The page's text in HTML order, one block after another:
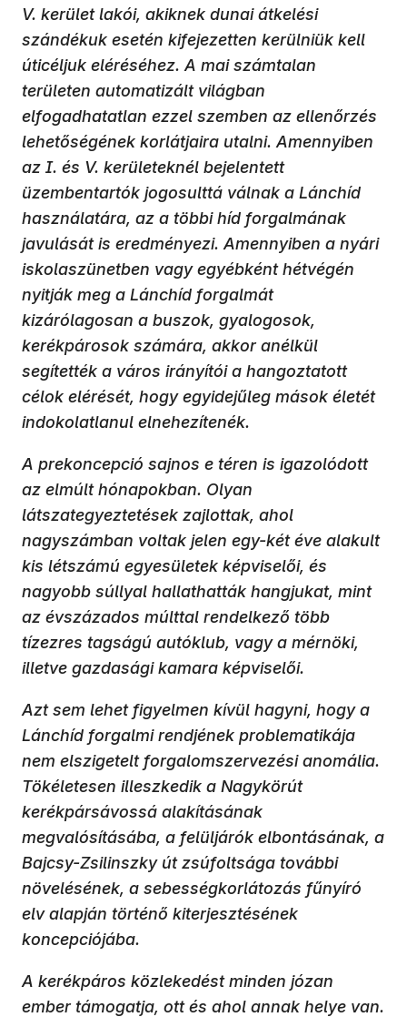
V. kerület lakói, akiknek dunai átkelési
szándékuk esetén kifejezetten kerülniük kell
úticéljuk eléréséhez. A mai számtalan
területen automatizált világban
elfogadhatatlan ezzel szemben az ellenőrzés
lehetőségének korlátjaira utalni. Amennyiben
az I. és V. kerületeknél bejelentett
üzembentartók jogosulttá válnak a Lánchíd
használatára, az a többi híd forgalmának
javulását is eredményezi. Amennyiben a nyári
iskolaszünetben vagy egyébként hétvégén
nyitják meg a Lánchíd forgalmát
kizárólagosan a buszok, gyalogosok,
kerékpárosok számára, akkor anélkül
segítették a város irányítói a hangoztatott
célok elérését, hogy egyidejűleg mások életét
indokolatlanul elnehezítenék.
A prekoncepció sajnos e téren is igazolódott
az elmúlt hónapokban. Olyan
látszategyeztetések zajlottak, ahol
nagyszámban voltak jelen egy-két éve alakult
kis létszámú egyesületek képviselői, és
nagyobb súllyal hallathatták hangjukat, mint
az évszázados múlttal rendelkező több
tízezres tagságú autóklub, vagy a mérnöki,
illetve gazdasági kamara képviselői.
Azt sem lehet figyelmen kívül hagyni, hogy a
Lánchíd forgalmi rendjének problematikája
nem elszigetelt forgalomszervezési anomália.
Tökéletesen illeszkedik a Nagykörút
kerékpársávossá alakításának
megvalósításába, a felüljárók elbontásának, a
Bajcsy-Zsilinszky út zsúfoltsága további
növelésének, a sebességkorlátozás fűnyíró
elv alapján történő kiterjesztésének
koncepciójába.
A kerékpáros közlekedést minden józan
ember támogatja, ott és ahol annak helye van.